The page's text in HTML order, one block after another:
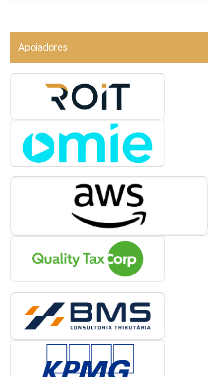
Apoiadores